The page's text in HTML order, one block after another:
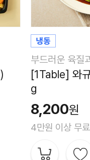
부드러운 육질
[1Table] 와
g
8,200원
4만원 이상 무